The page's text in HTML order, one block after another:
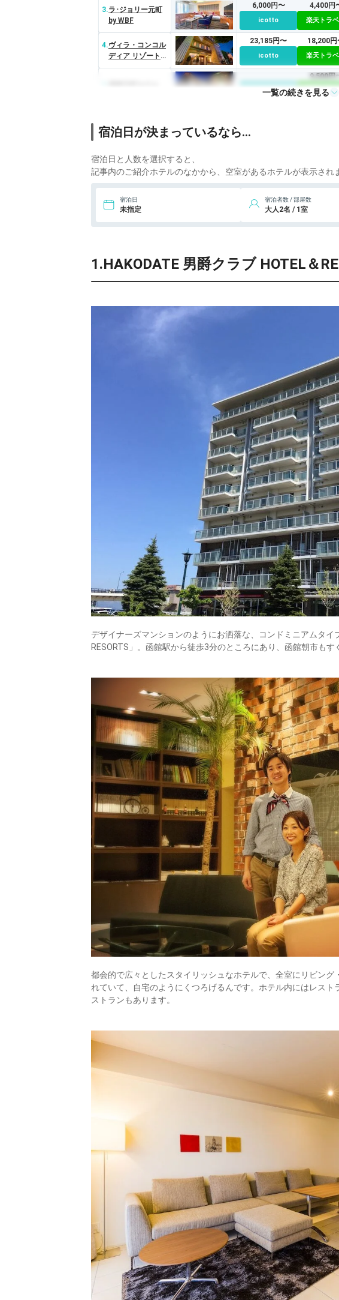
3.ラ･ジョリー元町
by WBF
6,000円〜
icotto
4,400円
楽天トラ
4.ヴィラ・コンコル
ディア リゾート＆
スパ
23,185円〜
icotto
18,200円
楽天トラ
icotto
9,500円〜
楽天トラベ
一覧の続きを見る
宿泊日が決まっているなら…
宿泊日と人数を選択すると、
記事内のご紹介ホテルのなかから、空室があるホテルが表示され
宿泊日
未指定
宿泊者数 / 部屋数
大人2名 / 1室
1.HAKODATE 男爵クラブ HOTEL＆
デザイナーズマンションのようにお洒落な、コンドミニアムタイ
RESORTS」。函館駅から徒歩3分のところにあり、函館朝市もす
都会的で広々としたスタイリッシュなホテルで、全室にリビング
れていて、自宅のようにくつろげるんです。ホテル内にはレス
ストランもあります。